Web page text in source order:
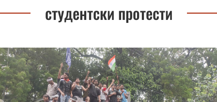
студентски протести